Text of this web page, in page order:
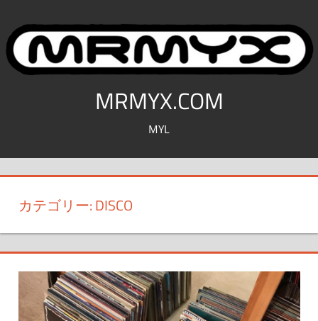
テ
ッ
MRMYX.COM
MYL
カテゴリー:DISCO